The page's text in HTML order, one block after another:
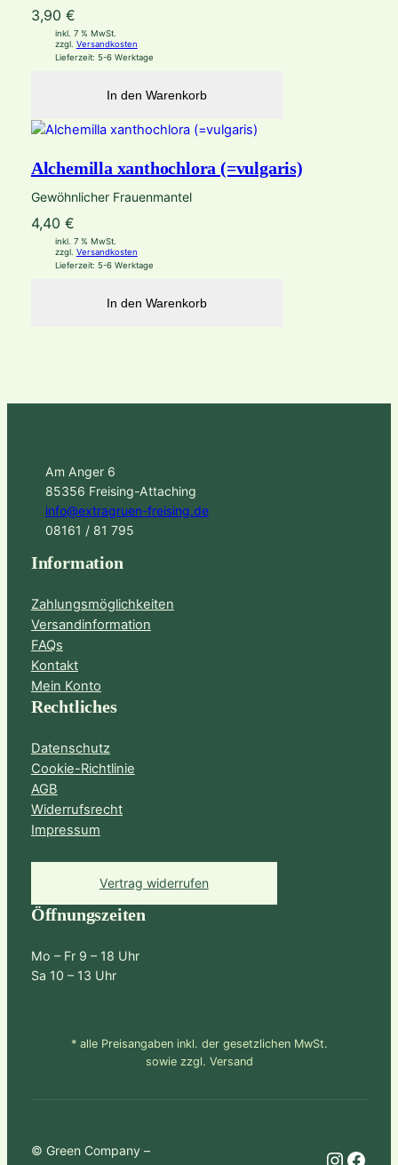
3,90 €
inkl. 7 % MwSt.
zzgl. Versandkosten
Lieferzeit: 5-6 Werktage
In den Warenkorb
Alchemilla xanthochlora (=vulgaris)
Gewöhnlicher Frauenmantel
4,40 €
inkl. 7 % MwSt.
zzgl. Versandkosten
Lieferzeit: 5-6 Werktage
In den Warenkorb
Am Anger 6
85356 Freising-Attaching
info@extragruen-freising.de
08161 / 81 795
Information
Zahlungsmöglichkeiten
Versandinformation
FAQs
Kontakt
Mein Konto
Rechtliches
Datenschutz
Cookie-Richtlinie
AGB
Widerrufsrecht
Impressum
Vertrag widerrufen
Öffnungszeiten
Mo – Fr 9 – 18 Uhr
Sa 10 – 13 Uhr
* alle Preisangaben inkl. der gesetzlichen MwSt.
sowie zzgl. Versand
© Green Company –
Instagram Facebook